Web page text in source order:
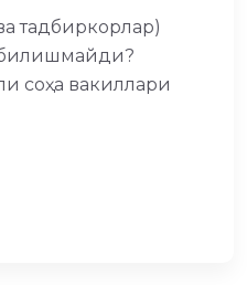
тадбиркорлар)
соҳа вакиллари